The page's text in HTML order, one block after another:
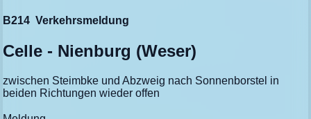
B214 Verkehrsmeldung
Celle - Nienburg (Weser)
zwischen Steimbke und Abzweig nach Sonnenborstel in
beiden Richtungen wieder offen